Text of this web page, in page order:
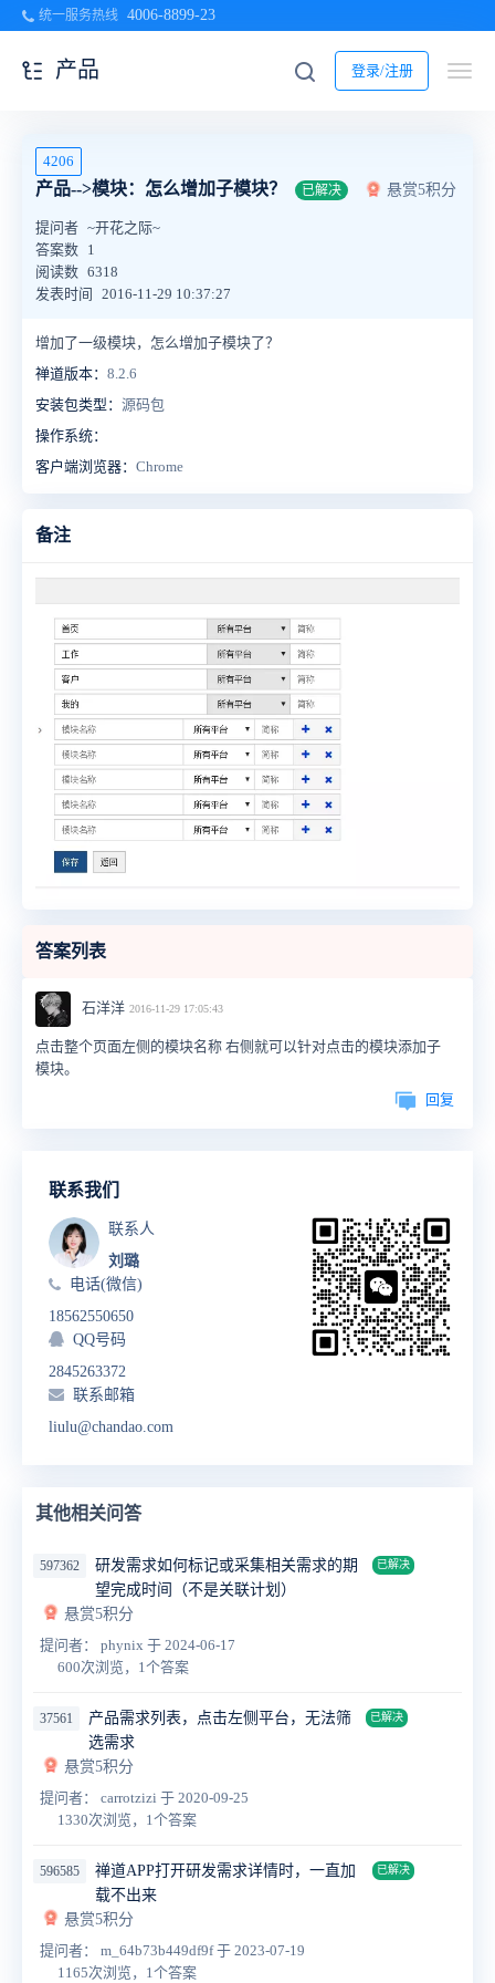
统一服务热线 4006-8899-23
登录/注册
产品
4206
产品-->模块：怎么增加子模块？ 已解决 悬赏5积分
提问者 ~开花之际~
答案数 1
阅读数 6318
发表时间
2016-11-29 10:37:27
增加了一级模块，怎么增加子模块了？
禅道版本： 8.2.6
安装包类型： 源码包
操作系统：
客户端浏览器： Chrome
备注
答案列表
石洋洋 2016-11-29 17:05:43
点击整个页面左侧的模块名称 右侧就可以针对点击的模块添加子
模块。
回复
联系我们
联系人
刘璐
电话(微信)
18562550650
QQ号码
2845263372
联系邮箱
liulu@chandao.com
其他相关问答
597362
研发需求如何标记或采集相关需求的期
望完成时间（不是关联计划）
已解决
悬赏5积分
提问者： phynix 于 2024-06-17
600次浏览，1个答案
37561
产品需求列表，点击左侧平台，无法筛
选需求
已解决
悬赏5积分
提问者： carrotzizi 于 2020-09-25
1330次浏览，1个答案
596585
禅道APP打开研发需求详情时，一直加
载不出来
已解决
悬赏5积分
提问者： m_64b73b449df9f于 2023-07-19
1165次浏览，1个答案